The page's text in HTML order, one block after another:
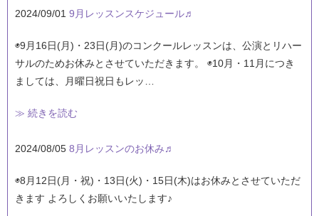
2024/09/01 9月レッスンスケジュール♬
◉9月16日(月)・23日(月)のコンクールレッスンは、公演とリハー
サルのためお休みとさせていただきます。 ◉10月・11月につき
ましては、月曜日祝日もレッ…
≫ 続きを読む
2024/08/05 8月レッスンのお休み♬
◉8月12日(月・祝)・13日(火)・15日(木)はお休みとさせていただ
きます よろしくお願いいたします♪